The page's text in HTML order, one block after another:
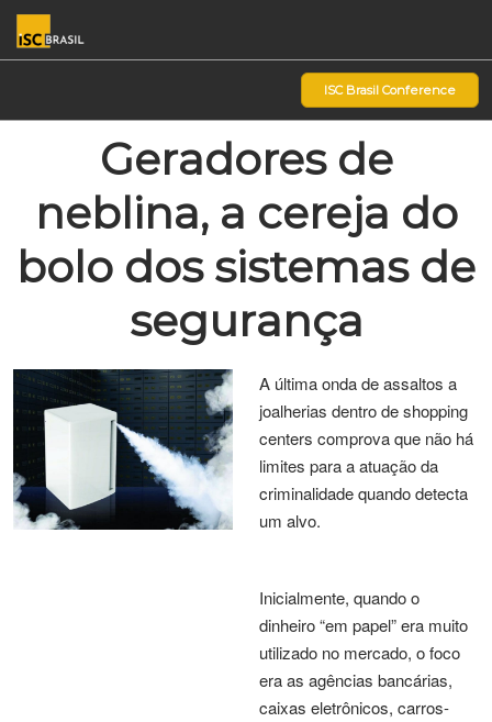
Pular
para
o
ISC Brasil Conference
Geradores de
neblina, a cereja do
bolo dos sistemas de
segurança
A última onda de assaltos a
joalherias dentro de shopping
centers comprova que não há
limites para a atuação da
criminalidade quando detecta
um alvo.
Inicialmente, quando o
dinheiro “em papel” era muito
utilizado no mercado, o foco
era as agências bancárias,
caixas eletrônicos, carros-